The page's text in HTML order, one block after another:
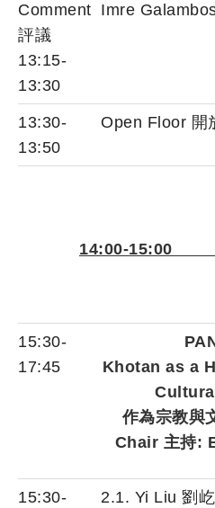
Comment
評議
13:15-
13:30
Imre
13:30-
13:50
Open Floor 開
14:00-15:00
15:30-
17:45
Khotan as a
作為宗教與
Chair 主持:
15:30-
2.1. Yi Liu 劉